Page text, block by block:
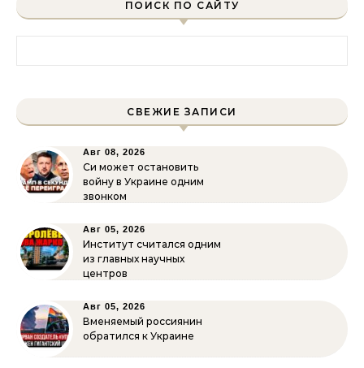
ПОИСК ПО САЙТУ
СВЕЖИЕ ЗАПИСИ
Авг 08, 2026
Си может остановить
войну в Украине одним
звонком
Авг 05, 2026
Институт считался одним
из главных научных
центров
Авг 05, 2026
Вменяемый россиянин
обратился к Украине